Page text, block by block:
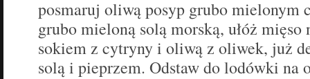
posmaruj oliwą posyp grubo mielonym
grubo mieloną solą morską, ułóż mięso
sokiem z cytryny i oliwą z oliwek, już
solą i pieprzem. Odstaw do lodówki na